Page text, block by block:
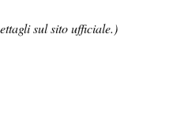
sul sito ufficiale.)